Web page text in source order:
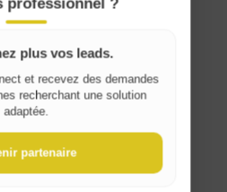
plus vos leads.
et recevez des demandes
recherchant une solution
adaptée.
partenaire